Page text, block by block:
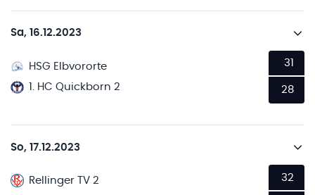
Sa, 16.12.2023
HSG Elbvororte
1. HC Quickborn 2
31
28
So, 17.12.2023
Rellinger TV 2 32